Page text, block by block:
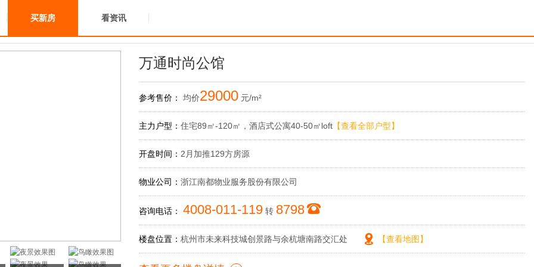
买新房 看资讯
万通时尚公馆
参考售价： 均价29000 元/m²
主力户型： 住宅89㎡-120㎡，酒店式公寓40-50㎡loft 【查看全部户型】
开盘时间： 2月加推129方房源
物业公司： 浙江南都物业服务股份有限公司
咨询电话： 4008-011-119 转 8798
楼盘位置： 杭州市未来科技城创景路与余杭塘南路交汇处 【查看地图】